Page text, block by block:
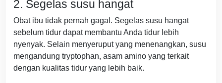
2. Segelas susu hangat
Obat ibu tidak pernah gagal. Segelas susu hangat
sebelum tidur dapat membantu Anda tidur lebih
nyenyak. Selain menyeruput yang menenangkan, susu
mengandung tryptophan, asam amino yang terkait
dengan kualitas tidur yang lebih baik.